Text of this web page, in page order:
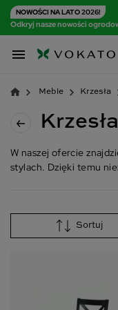
NOWOŚCI NA LATO 2026!
Odkryj nasze nowości

Meble Krzesła
W naszej ofercie
stylach. Dzięki temu
Sortuj